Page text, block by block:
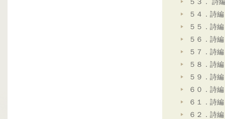
５３． 詩
５４．詩
５５．詩
５６．詩
５７．詩
５８．詩
５９．詩
６０．詩
６１．詩
６２．詩